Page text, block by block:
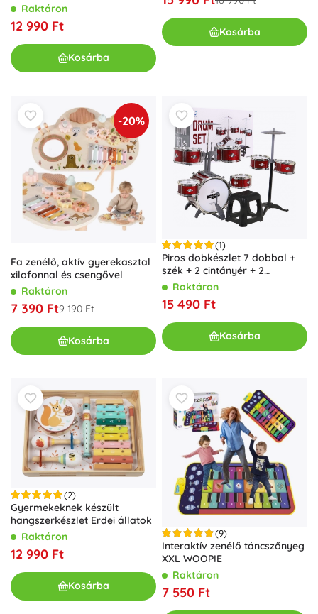
Raktáron
12 990 Ft
Kosárba
Kosárba
-20%
Fa zenélő, aktív gyerekasztal
xilofonnal és csengővel
Raktáron
7 390 Ft9 190 Ft
Kosárba
(1)
Piros dobkészlet 7 dobbal +
szék + 2 cintányér + 2
dobverő - 12 darab
Raktáron
15 490 Ft
Kosárba
(2)
Gyermekeknek készült
hangszerkészlet Erdei állatok
Raktáron
12 990 Ft
Kosárba
(9)
Interaktív zenélő táncszőnyeg
XXL WOOPIE
Raktáron
7 550 Ft